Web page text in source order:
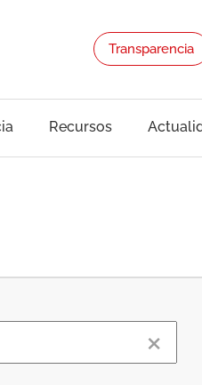
Transparencia
Recursos
×